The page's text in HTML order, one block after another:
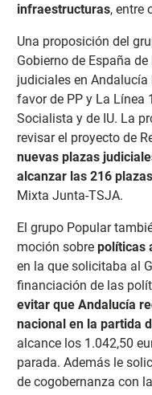
infraestructuras, entre
Una proposición del
Gobierno de España
judiciales en
favor de PP y La Línea
Socialista y de IU. La
revisar el proyecto de
nuevas plazas
alcanzar las 216
Mixta Junta-TSJA.
El grupo Popular
moción sobre políticas
en la que solicitaba al
financiación de las
evitar que Andalucía
nacional en la partida
alcance los 1.042,50
parada. Además le
de cogobernanza con